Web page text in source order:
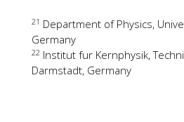
21 Department of Physics,
Germany
22 Institut fur Kernphysik,
Darmstadt, Germany